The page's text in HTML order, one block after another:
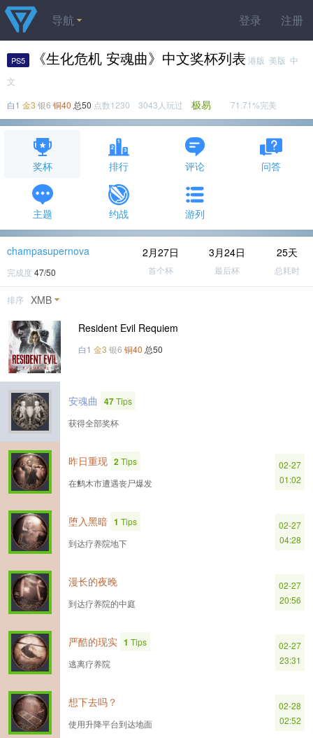
登录 注册
导航
PS5 《生化危机 安魂曲》中文奖杯列表 港版 美版 中
文
白1 金3 银6 铜40 总50 点数1230 3043人玩过 极易 71.71%完美
奖杯 排行 评论 问答
主题 约战 游列
champasupernova
完成度 47/50
2月27日
首个杯
3月24日
最后杯
25天
总耗时
排序 XMB
Resident Evil Requiem
白1 金3 银6 铜40 总50
安魂曲 47Tips
获得全部奖杯
昨日重现 2Tips
在鹪木市遭遇丧尸爆发
02-27
01:02
堕入黑暗 1 Tips
到达疗养院地下
02-27
04:28
漫长的夜晚
到达疗养院的中庭
02-27
20:56
严酷的现实 1 Tips
逃离疗养院
02-27
23:31
想下去吗？
使用升降平台到达地面
02-28
02:52